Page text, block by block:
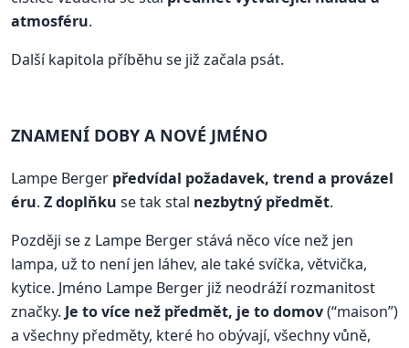
atmosféru.
Další kapitola příběhu se již začala psát.
ZNAMENÍ DOBY A NOVÉ JMÉNO
Lampe Berger předvídal požadavek, trend a provázel
éru. Z doplňku se tak stal nezbytný předmět.
Později se z Lampe Berger stává něco více než jen
lampa, už to není jen láhev, ale také svíčka, větvička,
kytice. Jméno Lampe Berger již neodráží rozmanitost
značky. Je to více než předmět, je to domov(“maison”)
a všechny předměty, které ho obývají, všechny vůně,